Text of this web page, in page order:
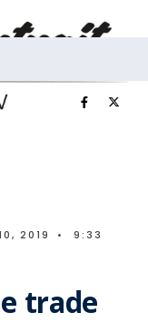
2019 •
9:33
trade